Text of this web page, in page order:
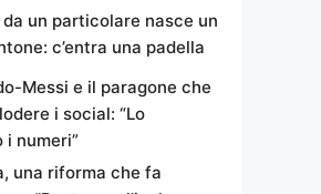
da un particolare nasce un
c’entra una padella
Messi e il paragone che
i social: “Lo
i numeri”
una riforma che fa